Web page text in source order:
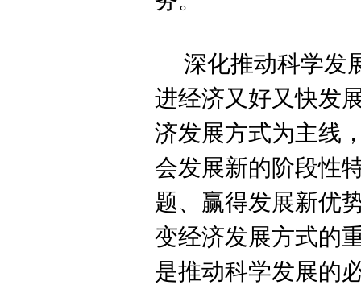
深化推动科学发
进经济又好又快发
济发展方式为主线
会发展新的阶段性
题、赢得发展新优
变经济发展方式的
是推动科学发展的